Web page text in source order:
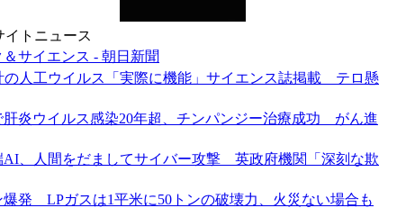
イトニュース
＆サイエンス - 朝日新聞
の人工ウイルス「実際に機能」サイエンス誌掲載 テロ懸
肝炎ウイルス感染20年超、チンパンジー治療成功 がん進
AI、人間をだましてサイバー攻撃 英政府機関「深刻な欺
爆発 LPガスは1平米に50トンの破壊力、火災ない場合も